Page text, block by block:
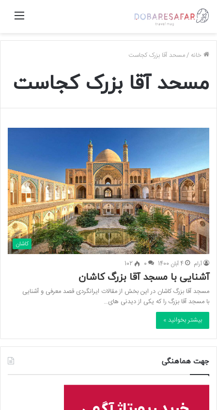
منو
خانه /مسحد آقا بزرک کجاست
مسحد آقا بزرک کجاست
کاشان
آرام 4 آبان 1400 0
102
آشنایی با مسجد آقا بزرگ کاشان
مسجد آقا بزرگ کاشان در این بخش از مقالات ایرانگردی قصد معرفی و آشنایی
با مسجد آقا بزرگ را که یکی از دیدنی های…
بیشتر بخوانید »
جهت هماهنگی